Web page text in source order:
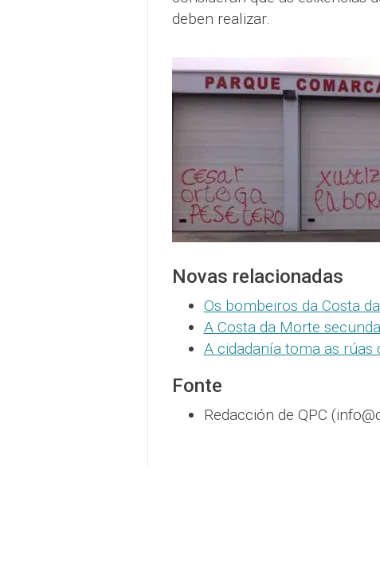
deben realizar.
Novas relacionadas
Os bombeiros da Costa
A Costa da Morte
A cidadanía toma as rúas
Fonte
Redacción de QPC